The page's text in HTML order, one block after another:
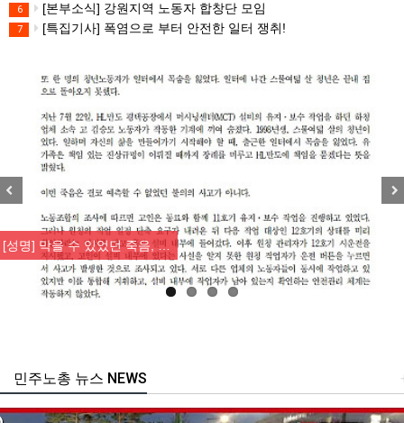
6 [본부소식] 강원지역 노동자 합창단 모임
7 [특집기사] 폭염으로 부터 안전한 일터 쟁취!
[성명] 막을 수 있었던 죽음, …
주노총 뉴스 NEWS